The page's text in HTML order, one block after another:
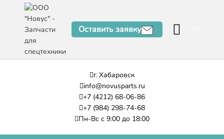
Оставить заявку
г. Хабаровск
info@novusparts.ru
+7 (4212) 68-06-86
+7 (984) 298-74-68
Пн-Вс с 9:00 до 18:00